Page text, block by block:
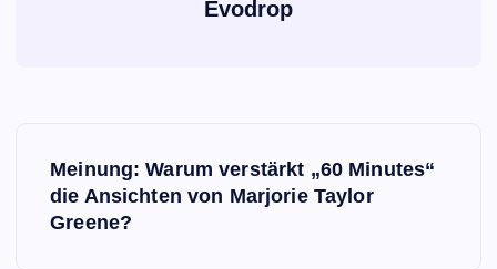
Evodrop
Meinung: Warum verstärkt „60 Minutes“
die Ansichten von Marjorie Taylor
Greene?